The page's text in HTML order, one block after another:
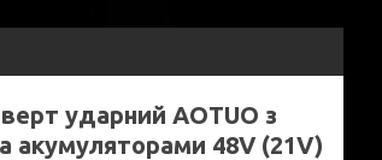
ударний AOTUO з
акумуляторами 48V (21V)